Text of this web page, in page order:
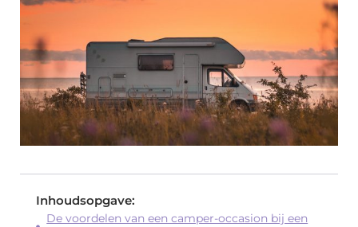
Inhoudsopgave:
De voordelen van een camper-occasion bij een